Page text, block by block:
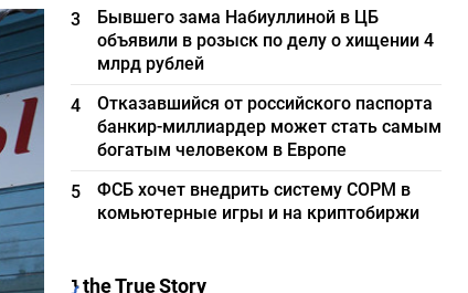
3
Бывшего зама Набиуллиной в ЦБ
объявили в розыск по делу о хищении 4
млрд рублей
4
Отказавшийся от российского паспорта
банкир-миллиардер может стать самым
богатым человеком в Европе
5
ФСБ хочет внедрить систему СОРМ в
комьютерные игры и на криптобиржи